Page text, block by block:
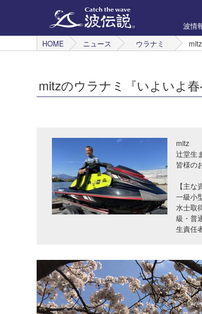
波情
HOME
ニュース ウラナミ
mitzのウラナミ『いよいよ春
mitz
辻堂生
皆様の
【主な
一級小
水士取
級・普
生責任